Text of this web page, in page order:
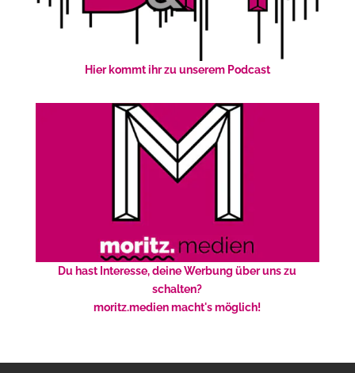
Hier kommt ihr zu unserem Podcast
Du hast Interesse, deine Werbung über uns zu
schalten?
moritz.medien macht's möglich!